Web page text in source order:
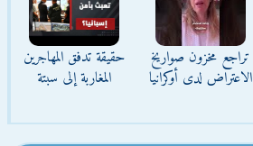
تراجع مخزون صواريخ
الاعتراض لدى أوكرانيا
حقيقة تدفق المهاجرين
المغاربة إلى سبتة